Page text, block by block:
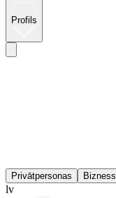
Profils
Privātpersonas Bizness
lv